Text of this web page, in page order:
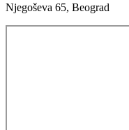
Njegoševa 65, Beograd